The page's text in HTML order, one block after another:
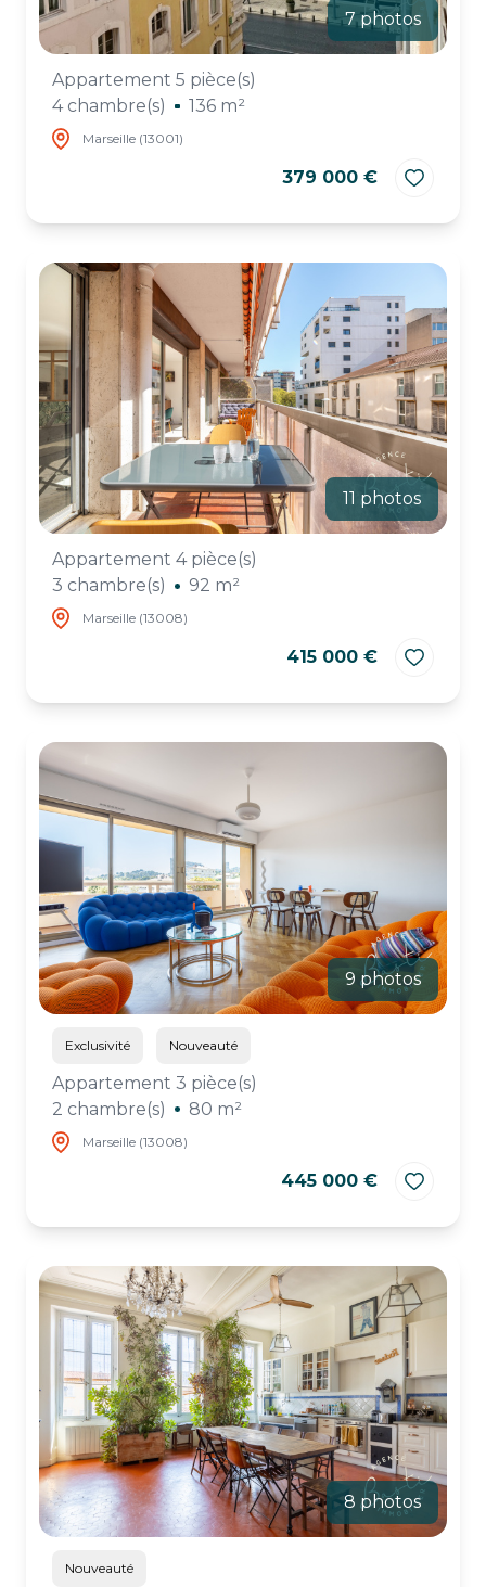
7 photos
Appartement 5 pièce(s)
4 chambre(s)
136 m²
Marseille (13001)
379 000 €
11 photos
Appartement 4 pièce(s)
3 chambre(s)
92 m²
Marseille (13008)
415 000 €
9 photos
Exclusivité Nouveauté
Appartement 3 pièce(s)
2 chambre(s)
80 m²
Marseille (13008)
445 000 €
8 photos
Nouveauté